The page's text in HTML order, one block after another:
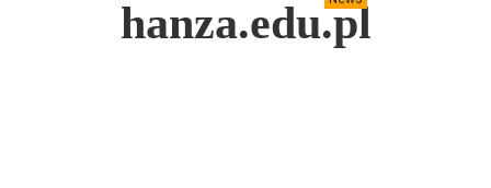
hanza.edu.pl